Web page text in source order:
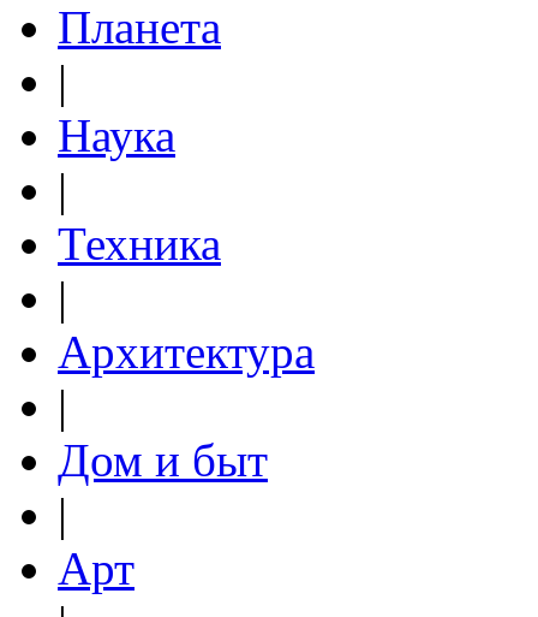
Планета
|
Наука
|
Техника
|
Архитектура
|
Дом и быт
|
Арт